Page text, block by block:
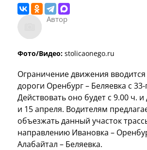
Автор
Фото/Видео: stolicaonego.ru
Ограничение движения вводится
дороги Оренбург – Беляевка с
Действовать оно будет с 9.00 ч. и
и 15 апреля. Водителям
объезжать данный участок
направлению Ивановка –
Алабайтал – Беляевка.